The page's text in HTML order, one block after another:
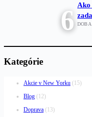
6 Ako
Kategórie
Akcie v New Yorku (15)
Blog (12)
Doprava (13)